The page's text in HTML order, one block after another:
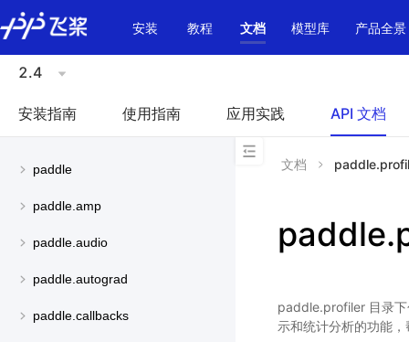
\u200E
安装
教程 文档 模型库 产品全景
2.4
安装指南 使用指南 应用实践 API 文档
paddle
paddle.amp
paddle.audio
paddle.autograd
paddle.callbacks
文档
paddle.profiler 目录下
示和统计分析的功能